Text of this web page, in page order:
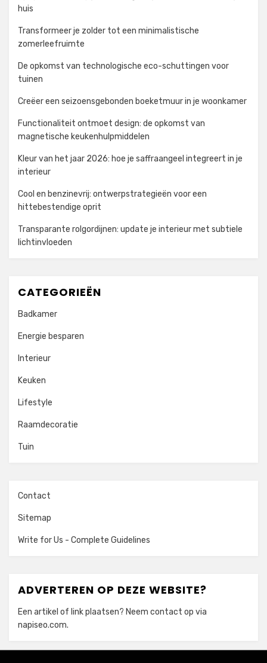
huis
Transformeer je zolder tot een minimalistische
zomerleefruimte
De opkomst van technologische eco-schuttingen voor
tuinen
Creëer een seizoensgebonden boeketmuur in je woonkamer
Functionaliteit ontmoet design: de opkomst van
magnetische keukenhulpmiddelen
Kleur van het jaar 2026: hoe je saffraangeel integreert in je
interieur
Cool en benzinevrij: ontwerpstrategieën voor een
hittebestendige oprit
Transparante rolgordijnen: update je interieur met subtiele
lichtinvloeden
CATEGORIEËN
Badkamer
Energie besparen
Interieur
Keuken
Lifestyle
Raamdecoratie
Tuin
Contact
Sitemap
Write for Us - Complete Guidelines
ADVERTEREN OP DEZE WEBSITE?
Een artikel of link plaatsen? Neem contact op via
napiseo.com.